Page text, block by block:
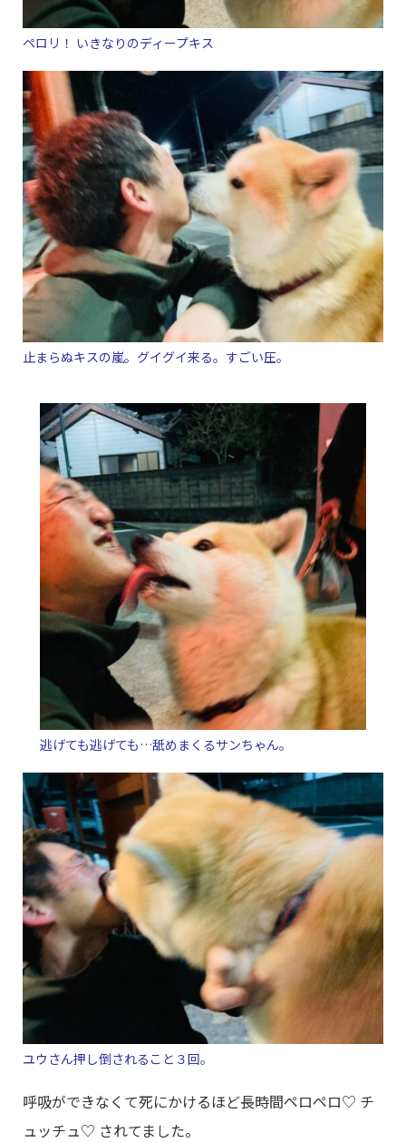
ペロリ！ いきなりのディープキス
止まらぬキスの嵐。グイグイ来る。すごい圧。
逃げても逃げても…舐めまくるサンちゃん。
ユウさん押し倒されること３回。
呼吸ができなくて死にかけるほど長時間ペロペロ♡ チ
ュッチュ♡ されてました。